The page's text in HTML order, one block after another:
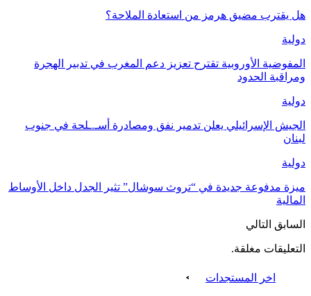
هل يقترب مضيق هرمز من استعادة الملاحة؟
دولية
المفوضية الأوروبية تقترح تعزيز دعم المغرب في تدبير الهجرة
ومراقبة الحدود
دولية
الجيش الإسرائيلي يعلن تدمير نفق ومصادرة أسـ.ـلحة في جنوب
لبنان
دولية
ميزة مدفوعة جديدة في “تروث سوشال” تثير الجدل داخل الأوساط
المالية
السابق التالي
التعليقات مغلقة.
اخر المستجدات